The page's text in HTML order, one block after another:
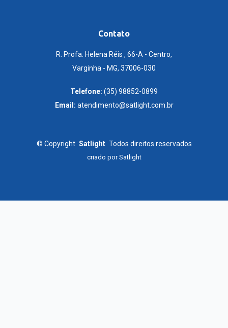
Contato
R. Profa. Helena Réis , 66-A - Centro,
Varginha - MG, 37006-030
Telefone: (35) 98852-0899
Email: atendimento@satlight.com.br
© Copyright Satlight Todos direitos reservados
criado porSatlight